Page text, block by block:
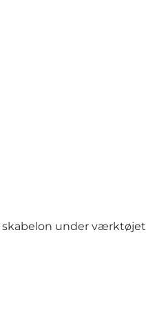
under værktøjet